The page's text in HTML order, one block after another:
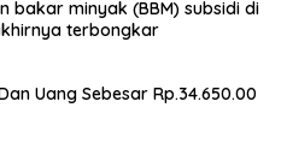
bakar minyak (BBM) subsidi di
terbongkar
Uang Sebesar Rp.34.650.00